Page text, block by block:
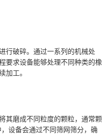
行破碎。通过一系列的机械处
要求设备能够处理不同种类的橡
加工。
其磨成不同粒度的颗粒，通常颗
设备会通过不同筛网筛分，确